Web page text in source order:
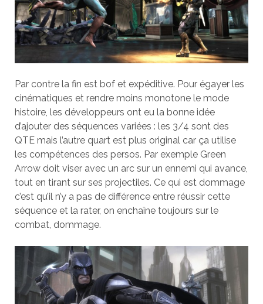
Par contre la fin est bof et expéditive. Pour égayer les
cinématiques et rendre moins monotone le mode
histoire, les développeurs ont eu la bonne idée
d’ajouter des séquences variées : les 3/4 sont des
QTE mais l’autre quart est plus original car ça utilise
les compétences des persos. Par exemple Green
Arrow doit viser avec un arc sur un ennemi qui avance,
tout en tirant sur ses projectiles. Ce qui est dommage
c’est qu’il n’y a pas de différence entre réussir cette
séquence et la rater, on enchaîne toujours sur le
combat, dommage.